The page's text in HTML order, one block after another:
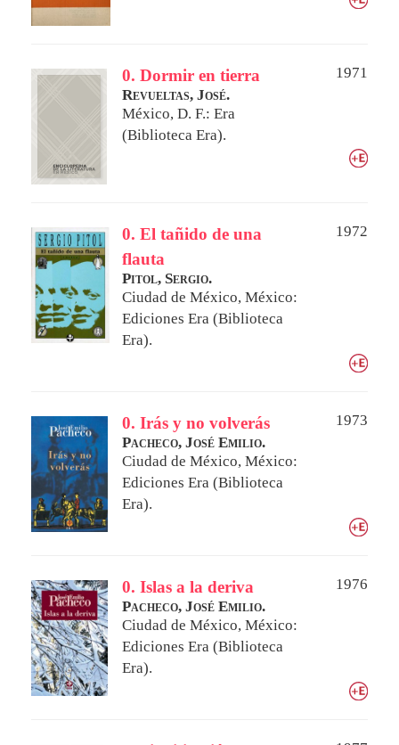
0. Dormir en tierra
1971
Revueltas, José.
México, D. F.: Era
(Biblioteca Era).
0. El tañido de una
flauta
1972
Pitol, Sergio.
Ciudad de México, México:
Ediciones Era (Biblioteca
Era).
0. Irás y no volverás
1973
Pacheco, José Emilio.
Ciudad de México, México:
Ediciones Era (Biblioteca
Era).
0. Islas a la deriva
1976
Pacheco, José Emilio.
Ciudad de México, México:
Ediciones Era (Biblioteca
Era).